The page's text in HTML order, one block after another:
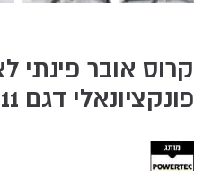
beginning
of
gallery
קרוס אובר פינתי
פונקציונאלי דגם WB-FT11